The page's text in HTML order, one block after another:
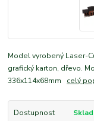
Model vyrobený Laser-
grafický karton, dřevo.
336x114x68mm celý
Dostupnost